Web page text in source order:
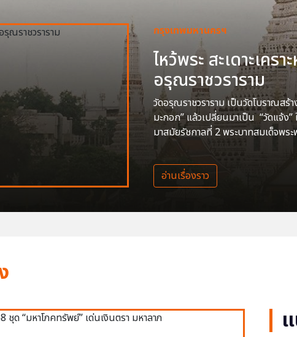
กรุงเทพมหานครฯ
ไหว้พระ สะเดาะเคร
อรุณราชวราราม
วัดอรุณราชวราราม เป็นวัดโบราณสร้
มะกอก” แล้วเปลี่ยนมาเป็น “วัดแจ้ง
มาสมัยรัชกาลที่ 2 พระบาทสมเด็จพร
อ่านเรื่องราว